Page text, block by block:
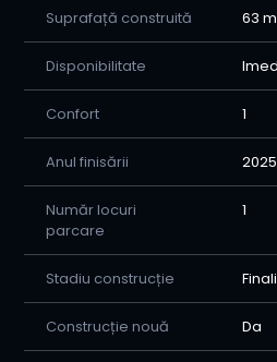
Suprafață construită 63
Disponibilitate
Confort 1
Anul finisării 2025
Număr locuri
parcare
1
Stadiu construcție
Construcție nouă Da